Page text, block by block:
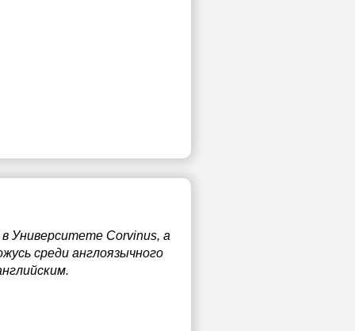
Университете Corvinus, а
среди англоязычного